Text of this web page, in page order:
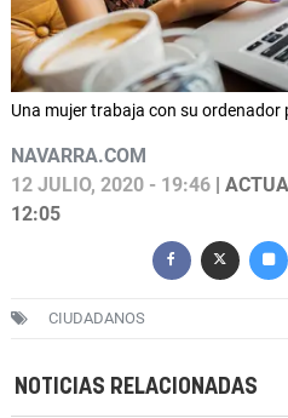
Una mujer trabaja con su ordenador
NAVARRA.COM
12 JULIO, 2020 - 19:46 |
12:05
CIUDADANOS
NOTICIAS RELACIONADAS